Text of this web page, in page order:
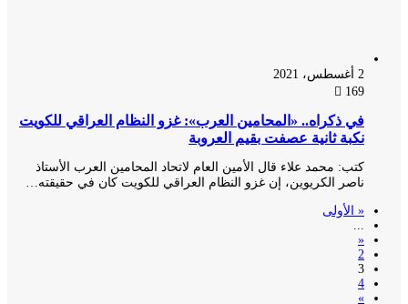
في ذكراه.. «المحامين العرب»: غزو النظام العراقي للكويت
نكبة ثانية عصفت بقيم العروبة
كتب: محمد علاء قال الأمين العام لاتحاد المحامين العرب الأستاذ
ناصر الكريوين، إن غزو النظام العراقي للكويت كان في حقيقته…
« الأولى